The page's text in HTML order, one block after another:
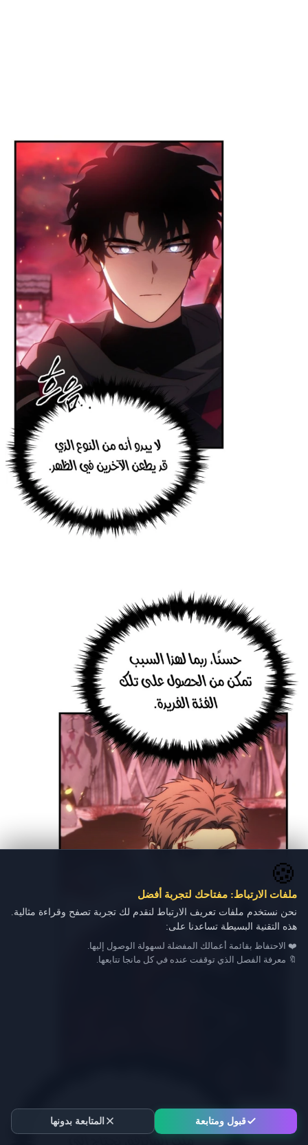
🍪
ملفات الارتباط: مفتاحك لتجربة أفضل
نحن نستخدم ملفات تعريف الارتباط لنقدم لك تجربة تصفح وقراءة مثالية.
هذه التقنية البسيطة تساعدنا على:
❤️ الاحتفاظ بقائمة أعمالك المفضلة لسهولة الوصول إليها.
🔖 معرفة الفصل الذي توقفت عنده في كل مانجا تتابعها.
قبول ومتابعة المتابعة بدونها